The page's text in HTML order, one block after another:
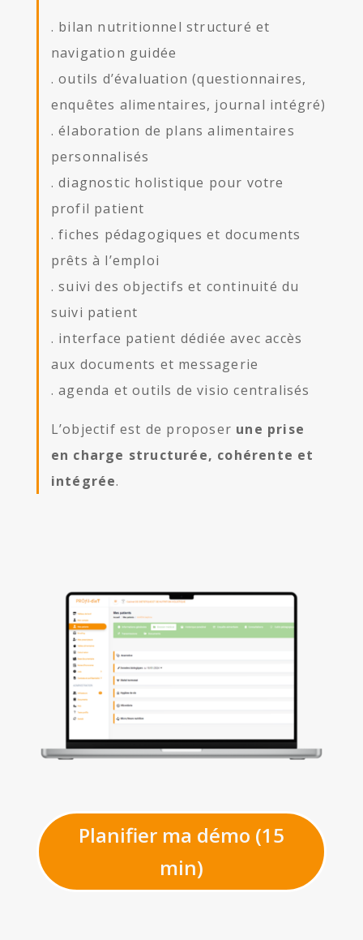
. bilan nutritionnel structuré et
navigation guidée
. outils d’évaluation (questionnaires,
enquêtes alimentaires, journal intégré)
. élaboration de plans alimentaires
personnalisés
. diagnostic holistique pour votre
profil patient
. fiches pédagogiques et documents
prêts à l’emploi
. suivi des objectifs et continuité du
suivi patient
. interface patient dédiée avec accès
aux documents et messagerie
. agenda et outils de visio centralisés
L’objectif est de proposer une prise
en charge structurée, cohérente et
intégrée.
Planifier ma démo (15
min)